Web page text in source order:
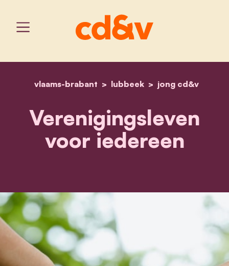
home
vlaams-brabant lubbeek jong cd&v
verenigingsleven voor
Verenigingsleven
voor iedereen